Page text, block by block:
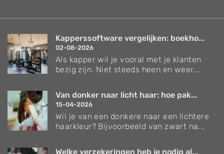
Kapperssoftware vergelijken: boekho...
02-08-2026
Als kapper wil je vooral met je klanten
bezig zijn. Niet steeds heen en weer...
Van donker naar licht haar: hoe pak...
15-04-2026
Wil je van een donkere naar een lichtere
haarkleur? Bijvoorbeeld van zwart na...
Welke verzekeringen heb je nodig al...